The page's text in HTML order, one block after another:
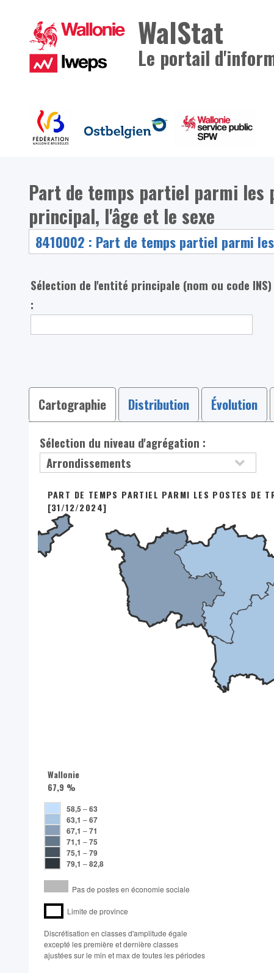
WalStat
Le portail
Part de temps partiel parmi les
principal, l'âge et le sexe
Sélection de l'entité principale (nom ou code INS)
:
Cartographie Distribution Évolution
Sélection du niveau d'agrégation :
PART DE TEMPS PARTIEL PARMI LES POSTES DE
[31/12/2024]
Wallonie
67,9 %
58,5 –63
63,1 –67
67,1 –71
71,1 –75
75,1 –79
79,1 –82,8
Pas de postes en économie sociale
Limite de province
Discrétisation en classes d'amplitude égale​
excepté les première et dernière classes
ajustées sur le min et max de toutes les périodes